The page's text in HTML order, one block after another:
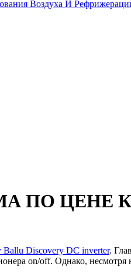
Воздуха И
ПО ЦЕНЕ
Discovery DC inverter.
on/off. Однако,